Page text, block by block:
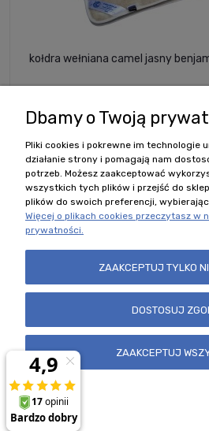
kołdra wełniana camel jasny
957,00
DO
Zobacz
Nasz
Regulamin i
Dbamy o Twoją
Pliki cookies i pokrewne im technologie
działanie strony i pomagają nam
potrzeb. Możesz zaakceptować
wszystkich tych plików i przejść do
plików do swoich preferencji,
Więcej o plikach cookies przeczytasz w
prywatności.
ZAAKCEPTUJ TYLKO
DOSTOSUJ
ZAAKCEPTUJ